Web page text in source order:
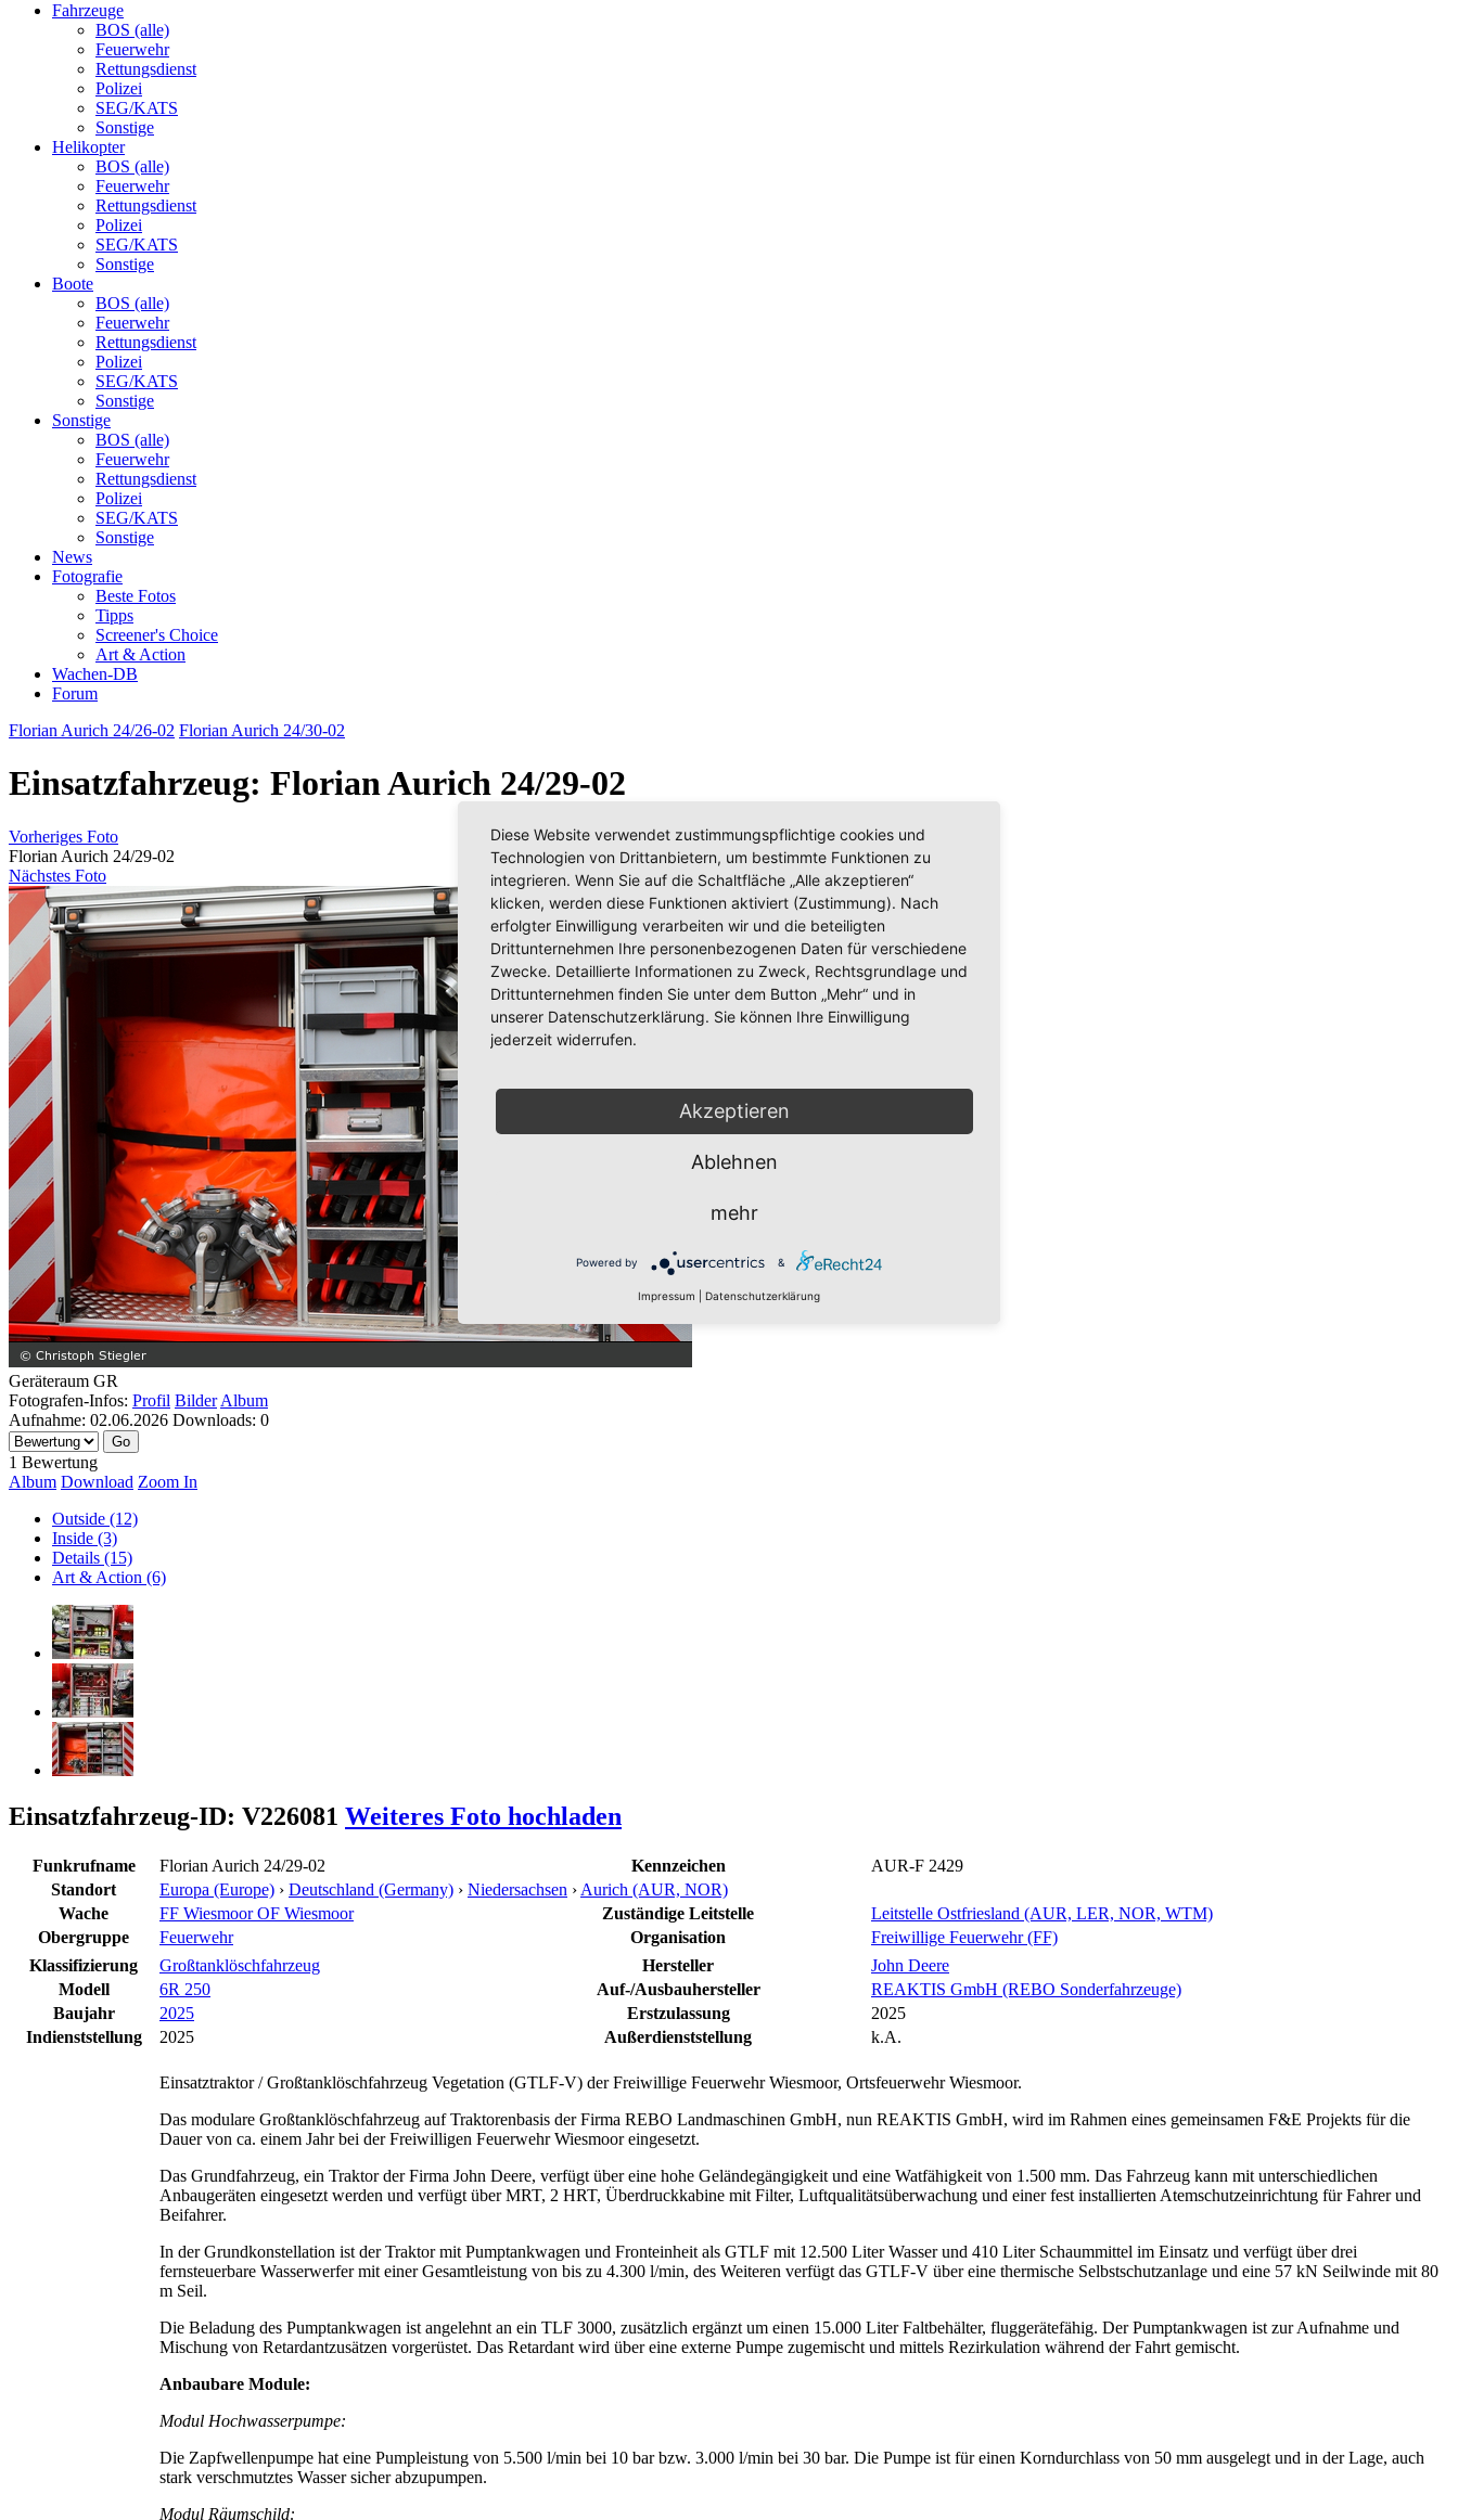
Fahrzeuge
BOS (alle)
Feuerwehr
Rettungsdienst
Polizei
SEG/KATS
Sonstige
Helikopter
BOS (alle)
Feuerwehr
Rettungsdienst
Polizei
SEG/KATS
Sonstige
Boote
BOS (alle)
Feuerwehr
Rettungsdienst
Polizei
SEG/KATS
Sonstige
Sonstige
BOS (alle)
Feuerwehr
Rettungsdienst
Polizei
SEG/KATS
Sonstige
News
Fotografie
Beste Fotos
Tipps
Screener's Choice
Art & Action
Wachen-DB
Forum
Florian Aurich 24/26-02 Florian Aurich 24/30-02
Einsatzfahrzeug: Florian Aurich 24/29-02
Vorheriges Foto
Florian Aurich 24/29-02
Nächstes Foto
Geräteraum GR
Fotografen-Infos: Profil Bilder Album
Aufnahme: 02.06.2026 Downloads: 0
1 Bewertung
Album Download Zoom In
Outside (12)
Inside (3)
Details (15)
Art & Action (6)
Einsatzfahrzeug-ID: V226081 Weiteres Foto hochladen
Funkrufname Florian Aurich 24/29-02 Kennzeichen
AUR-F 2429
Standort
Europa (Europe) › Deutschland (Germany) › Niedersachsen › Aurich (AUR, NOR)
Wache
FF Wiesmoor OF Wiesmoor Zuständige Leitstelle
Leitstelle Ostfriesland (AUR, LER, NOR, WTM)
Obergruppe
Feuerwehr Organisation
Freiwillige Feuerwehr (FF)
Klassifizierung
Großtanklöschfahrzeug Hersteller
John Deere
Modell
6R 250 Auf-/Ausbauhersteller
REAKTIS GmbH (REBO Sonderfahrzeuge)
Baujahr
2025 Erstzulassung
2025
Indienststellung
2025 Außerdienststellung k.A.
Einsatztraktor / Großtanklöschfahrzeug Vegetation (GTLF-V) der Freiwillige Feuerwehr Wiesmoor, Ortsfeuerwehr Wiesmoor.
Das modulare Großtanklöschfahrzeug auf Traktorenbasis der Firma REBO Landmaschinen GmbH, nun REAKTIS GmbH, wird im Rahmen eines gemeinsamen F&E Projekts für die
Dauer von ca. einem Jahr bei der Freiwilligen Feuerwehr Wiesmoor eingesetzt.
Das Grundfahrzeug, ein Traktor der Firma John Deere, verfügt über eine hohe Geländegängigkeit und eine Watfähigkeit von 1.500 mm. Das Fahrzeug kann mit unterschiedlichen
Anbaugeräten eingesetzt werden und verfügt über MRT, 2 HRT, Überdruckkabine mit Filter, Luftqualitätsüberwachung und einer fest installierten Atemschutzeinrichtung für Fahrer und
Beifahrer.
In der Grundkonstellation ist der Traktor mit Pumptankwagen und Fronteinheit als GTLF mit 12.500 Liter Wasser und 410 Liter Schaummittel im Einsatz und verfügt über drei
fernsteuerbare Wasserwerfer mit einer Gesamtleistung von bis zu 4.300 l/min, des Weiteren verfügt das GTLF-V über eine thermische Selbstschutzanlage und eine 57 kN Seilwinde mit 80
m Seil.
Die Beladung des Pumptankwagen ist angelehnt an ein TLF 3000, zusätzlich ergänzt um einen 15.000 Liter Faltbehälter, fluggerätefähig. Der Pumptankwagen ist zur Aufnahme und
Mischung von Retardantzusätzen vorgerüstet. Das Retardant wird über eine externe Pumpe zugemischt und mittels Rezirkulation während der Fahrt gemischt.
Anbaubare Module:
Modul Hochwasserpumpe:
Die Zapfwellenpumpe hat eine Pumpleistung von 5.500 l/min bei 10 bar bzw. 3.000 l/min bei 30 bar. Die Pumpe ist für einen Korndurchlass von 50 mm ausgelegt und in der Lage, auch
stark verschmutztes Wasser sicher abzupumpen.
Modul Räumschild:
Diese Website verwendet zustimmungspflichtige cookies und
Technologien von Drittanbietern, um bestimmte Funktionen zu
integrieren. Wenn Sie auf die Schaltfläche „Alle akzeptieren“
klicken, werden diese Funktionen aktiviert (Zustimmung). Nach
erfolgter Einwilligung verarbeiten wir und die beteiligten
Drittunternehmen Ihre personenbezogenen Daten für verschiedene
Zwecke. Detaillierte Informationen zu Zweck, Rechtsgrundlage und
Drittunternehmen finden Sie unter dem Button „Mehr“ und in
unserer Datenschutzerklärung. Sie können Ihre Einwilligung
jederzeit widerrufen.
Akzeptieren
Ablehnen
mehr
Powered by &
Impressum Datenschutzerklärung